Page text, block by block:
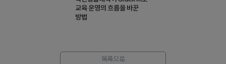
교육 운영의 흐름을 바꾼
방법
목록으로